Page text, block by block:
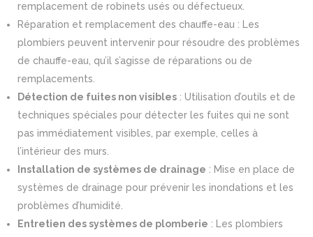
remplacement de robinets usés ou défectueux.
Réparation et remplacement des chauffe-eau : Les
plombiers peuvent intervenir pour résoudre des problèmes
de chauffe-eau, qu’il s’agisse de réparations ou de
remplacements.
Détection de fuites non visibles : Utilisation d’outils et de
techniques spéciales pour détecter les fuites qui ne sont
pas immédiatement visibles, par exemple, celles à
l’intérieur des murs.
Installation de systèmes de drainage : Mise en place de
systèmes de drainage pour prévenir les inondations et les
problèmes d’humidité.
Entretien des systèmes de plomberie : Les plombiers